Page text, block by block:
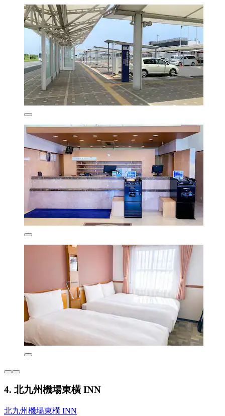
4. 北九州機場東橫 INN
北九州機場東橫 INN